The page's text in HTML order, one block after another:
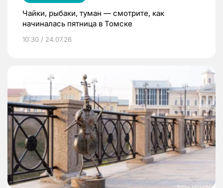
Чайки, рыбаки, туман — смотрите, как
начиналась пятница в Томске
10:30 / 24.07.26